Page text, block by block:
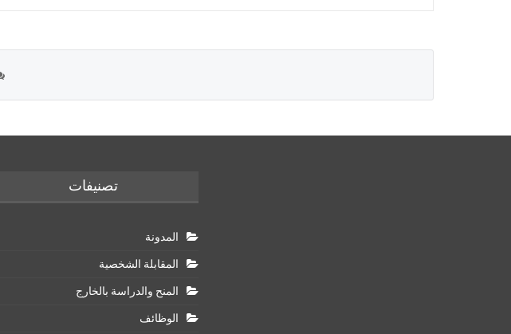
تصنيفات
المدونة
المقابلة الشخصية
المنح والدراسة بالخارج
الوظائف